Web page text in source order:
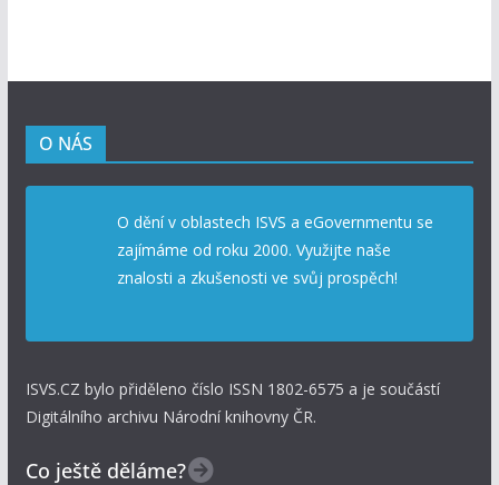
O NÁS
O dění v oblastech ISVS a eGovernmentu se
zajímáme od roku 2000. Využijte naše
znalosti a zkušenosti ve svůj prospěch!
ISVS.CZ bylo přiděleno číslo ISSN 1802-6575 a je součástí
Digitálního archivu Národní knihovny ČR.
Co ještě děláme?